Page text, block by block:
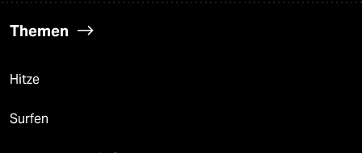
Themen
Hitze
Surfen